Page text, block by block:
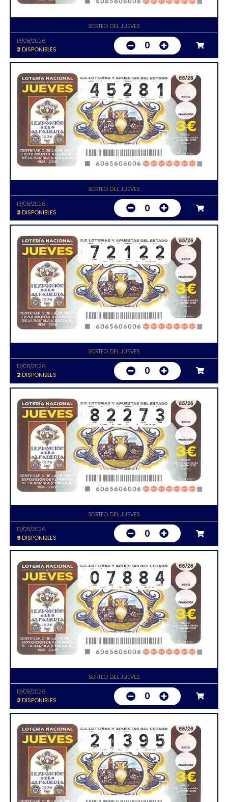
SORTEO DEL JUEVES
13/08/2026
2DISPONIBLES 0
SORTEO DEL JUEVES
13/08/2026
2DISPONIBLES 0
SORTEO DEL JUEVES
13/08/2026
2DISPONIBLES 0
SORTEO DEL JUEVES
13/08/2026
9DISPONIBLES 0
SORTEO DEL JUEVES
13/08/2026
2DISPONIBLES 0